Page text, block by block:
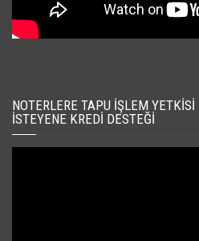
NOTERLERE TAPU İŞLEM
İSTEYENE KREDI DESTEĞI